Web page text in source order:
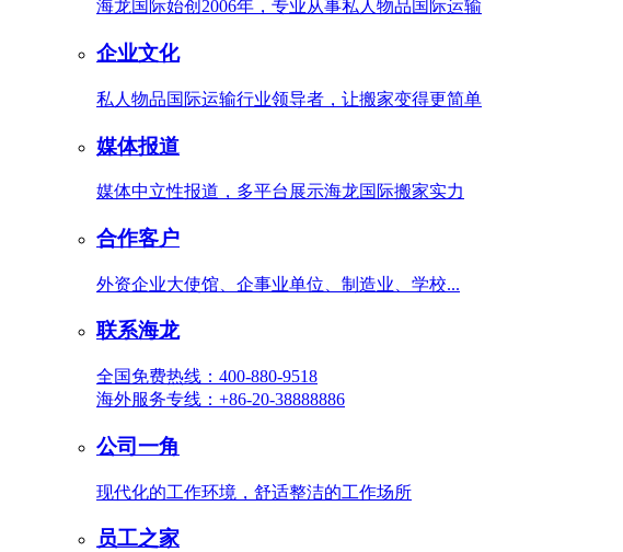
海龙国际始创2006年，专业从事私人物品国际运输
企业文化
私人物品国际运输行业领导者，让搬家变得更简单
媒体报道
媒体中立性报道，多平台展示海龙国际搬家实力
合作客户
外资企业大使馆、企事业单位、制造业、学校...
联系海龙
全国免费热线：400-880-9518
海外服务专线：+86-20-38888886
公司一角
现代化的工作环境，舒适整洁的工作场所
员工之家